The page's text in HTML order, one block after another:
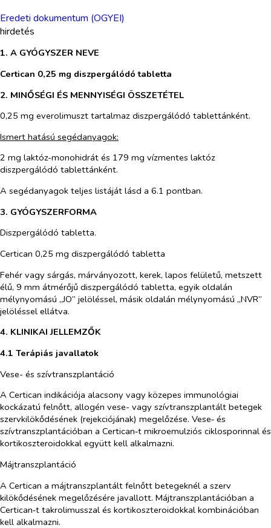
Eredeti dokumentum (OGYEI)
hirdetés
1. A GYÓGYSZER NEVE
Certican 0,25 mg diszpergálódó tabletta
2. MINŐSÉGI ÉS MENNYISÉGI ÖSSZETÉTEL
0,25 mg everolimuszt tartalmaz diszpergálódó tablettánként.
Ismert hatású segédanyagok:
2 mg laktóz-monohidrát és 179 mg vízmentes laktóz
diszpergálódó tablettánként.
A segédanyagok teljes listáját lásd a 6.1 pontban.
3. GYÓGYSZERFORMA
Diszpergálódó tabletta.
Certican 0,25 mg diszpergálódó tabletta
Fehér vagy sárgás, márványozott, kerek, lapos felületű, metszett
élű, 9 mm átmérőjű diszpergálódó tabletta, egyik oldalán
mélynyomású „JO” jelöléssel, másik oldalán mélynyomású „NVR”
jelöléssel ellátva.
4. KLINIKAI JELLEMZŐK
4.1 Terápiás javallatok
Vese- és szívtranszplantáció
A Certican indikációja alacsony vagy közepes immunológiai
kockázatú felnőtt, allogén vese- vagy szívtranszplantált betegek
szervkilökődésének (rejekciójának) megelőzése. Vese‑ és
szívtranszplantációban a Certican‑t mikroemulziós ciklosporinnal és
kortikoszteroidokkal együtt kell alkalmazni.
Májtranszplantáció
A Certican a májtranszplantált felnőtt betegeknél a szerv
kilökődésének megelőzésére javallott. Májtranszplantációban a
Certican‑t takrolimusszal és kortikoszteroidokkal kombinációban
kell alkalmazni.